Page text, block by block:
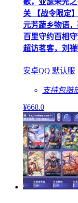
歌，亚瑟荣光
关 【战令限定
元芳蔬乡物语
百里守约百相
超访茗客，刘
安卓QQ 默认服
支持包赔
¥668.0